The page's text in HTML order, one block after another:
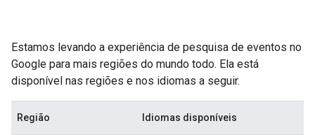
Estamos levando a experiência de pesquisa de eventos no
Google para mais regiões do mundo todo. Ela está
disponível nas regiões e nos idiomas a seguir.
Região Idiomas disponíveis